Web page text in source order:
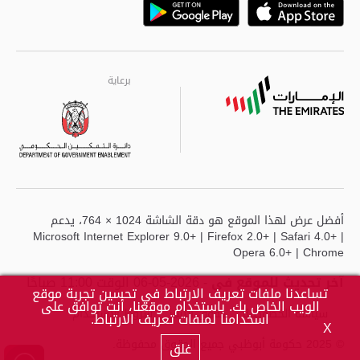
Google
Playstore
برعاية
برعاية
أفضل عرض لهذا الموقع هو دقة الشاشة 1024 × 764، يدعم
Microsoft Internet Explorer 9.0+ | Firefox 2.0+ | Safari 4.0+ |
Opera 6.0+ | Chrome
آخر تحديث للموقع في- 2026-05-06 الوقت 11:00 صباحًا
سياسة الخصوصية حقوق النشر
شروط الاستخدام
X
تساعدنا ملفات تعريف الارتباط في تحسين تجربة موقع
الويب الخاص بك. باستخدام موقعنا، أنت توافق على
اسخدامنا لملفات تعريف الارتباط.
غلق